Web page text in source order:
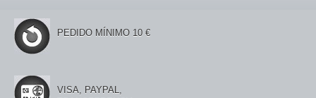
PEDIDO MÍNIMO 10 €
VISA, PAYPAL,